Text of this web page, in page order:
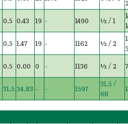
0.5 0.43 19 - 1490 ½ / 1
0.5 1.47 19 - 1162 ½ / 2
0.5 0.00 0 - 1136 ½ / 2
31.5 34.83 - - 1597
31.5 /
68